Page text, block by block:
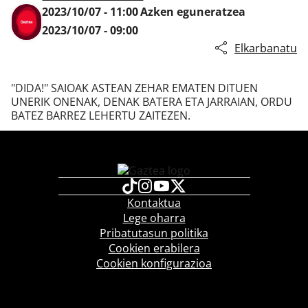
2023/10/07 - 11:00Azken eguneratzea
2023/10/07 - 09:00
Elkarbanatu
"DIDA!" SAIOAK ASTEAN ZEHAR EMATEN DITUEN
UNERIK ONENAK, DENAK BATERA ETA JARRAIAN, ORDU
BATEZ BARREZ LEHERTU ZAITEZEN.
Kontaktua
Lege oharra
Pribatutasun politika
Cookien erabilera
Cookien konfigurazioa